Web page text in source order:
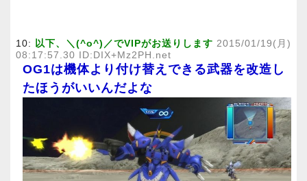
10: 以下、＼(^o^)／でVIPがお送りします 2015/01/19(月)
08:17:57.30 ID:DIX+Mz2PH.net
OG1は機体より付け替えできる武器を改造し
たほうがいいんだよな